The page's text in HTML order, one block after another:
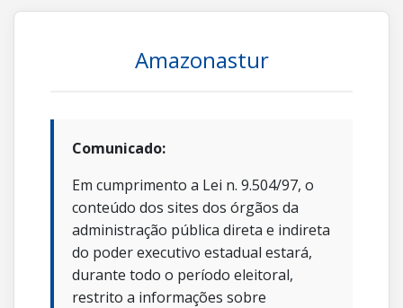
Amazonastur
Comunicado:
Em cumprimento a Lei n. 9.504/97, o
conteúdo dos sites dos órgãos da
administração pública direta e indireta
do poder executivo estadual estará,
durante todo o período eleitoral,
restrito a informações sobre